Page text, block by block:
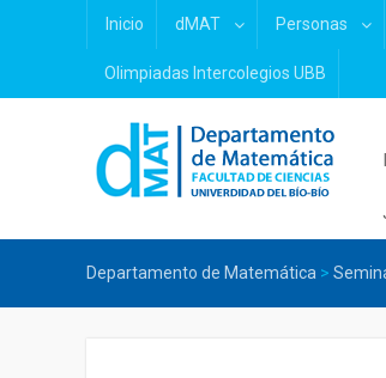
Inicio dMAT Personas
Olimpiadas Intercolegios UBB
Departamento de Matemática >